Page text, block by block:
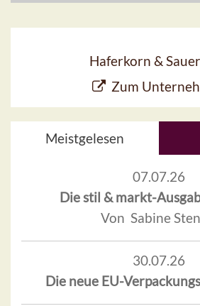
Haferkorn &
Zum
Meistgelesen
07.07.26
Die stil & markt-
Von Sabine
30.07.26
Die neue EU-